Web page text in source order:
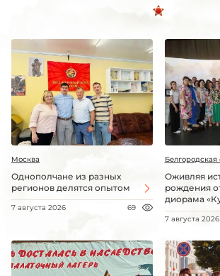
Москва
Однополчане из разных
регионов делятся опытом
7 августа 2026 69
Белгородская
Оживляя
рождения
диорама
7 августа 2026